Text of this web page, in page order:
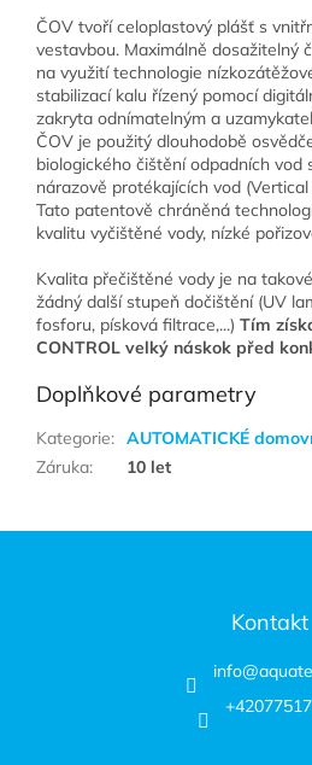
ČOV tvoří celoplastový plášť s
vestavbou. Maximálně dosažitelný
na využití technologie
stabilizací kalu řízený pomocí
zakryta odnímatelným a
ČOV je použitý dlouhodobě
biologického čištění odpadních vod
nárazově protékajících vod
Tato patentově chráněná
kvalitu vyčištěné vody, nízké
Kvalita přečištěné vody je na
žádný další stupeň dočištění (UV
fosforu, písková filtrace,...) Tím
CONTROL velký náskok před
Doplňkové parametry
Kategorie: AUTOMATICKÉ
Záruka: 10 let
Kontakt
info@